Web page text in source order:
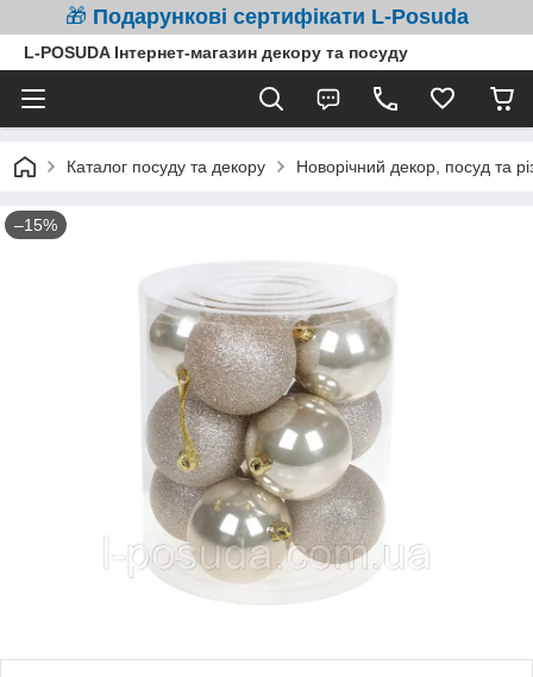
🎁 Подарункові сертифікати L-Posuda
L-POSUDA Інтернет-магазин декору та посуду
Каталог посуду та декору Новорічний декор, посуд та
–15%